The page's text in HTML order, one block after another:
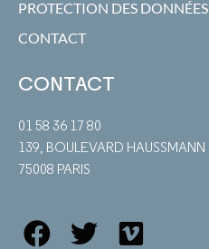
PROTECTION DES DONNÉES
CONTACT
CONTACT
01 58 36 17 80
139, BOULEVARD HAUSSMANN
75008 PARIS